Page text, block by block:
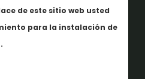
de este sitio web usted
para la instalación de